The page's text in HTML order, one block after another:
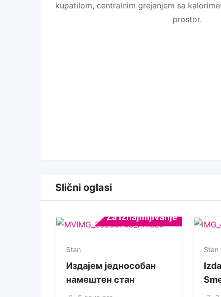
kupatilom, centralnim grejanjem sa
prostor.
Slični oglasi
Za Iznajmljivanje
Stan
Издајем једнособан
намештен стан
Stan